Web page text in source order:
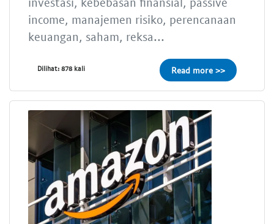
income, manajemen risiko, perencanaan
keuangan, saham, reksa...
Dilihat: 878 kali Read more >>